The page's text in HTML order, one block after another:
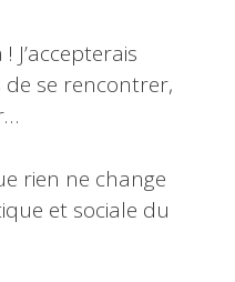
J’accepterais
de se rencontrer,
rien ne change
et sociale du